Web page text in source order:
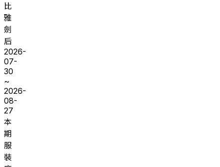
比
雅
劍
后
2026-
07-
30
~
2026-
08-
27
本
期
服
裝